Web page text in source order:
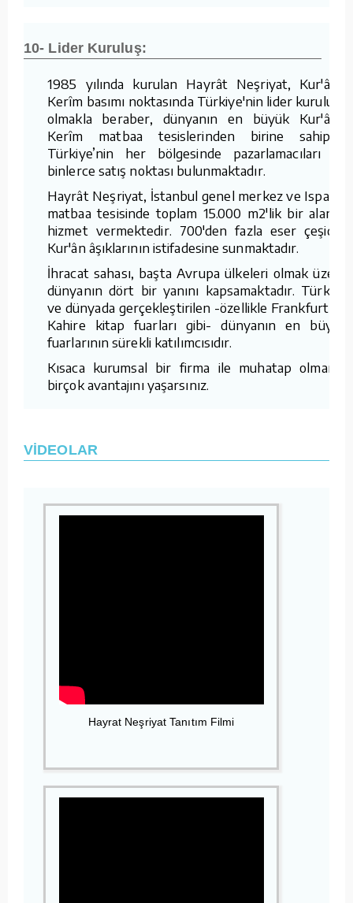
10- Lider Kuruluş:
1985 yılında kurulan Hayrât Neşriyat, Kur'ân-ı
Kerîm basımı noktasında Türkiye'nin lider kuruluşu
olmakla beraber, dünyanın en büyük Kur'ân-ı
Kerîm matbaa tesislerinden birine sahiptir.
Türkiye’nin her bölgesinde pazarlamacıları ve
binlerce satış noktası bulunmaktadır.
Hayrât Neşriyat, İstanbul genel merkez ve Isparta
matbaa tesisinde toplam 15.000 m2'lik bir alanda
hizmet vermektedir. 700'den fazla eser çeşidini
Kur'ân âşıklarının istifadesine sunmaktadır.
İhracat sahası, başta Avrupa ülkeleri olmak üzere
dünyanın dört bir yanını kapsamaktadır. Türkiye
ve dünyada gerçekleştirilen -özellikle Frankfurt ve
Kahire kitap fuarları gibi- dünyanın en büyük
fuarlarının sürekli katılımcısıdır.
Kısaca kurumsal bir firma ile muhatap olmanın
birçok avantajını yaşarsınız.
VİDEOLAR
Hayrat Neşriyat Tanıtım Filmi